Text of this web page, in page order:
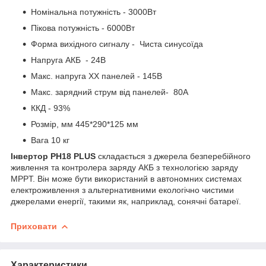
Номінальна потужність - 3000Вт
Пікова потужність - 6000Вт
Форма вихідного сигналу - Чиста синусоїда
Напруга АКБ - 24В
Макс. напруга ХХ панелей - 145В
Макс. зарядний струм від панелей- 80A
ККД - 93%
Розмір, мм 445*290*125 мм
Вага 10 кг
Інвертор PH18 PLUS складається з джерела безперебійного
живлення та контролера заряду АКБ з технологією заряду
MPPT. Він може бути використаний в автономних системах
електроживлення з альтернативними екологічно чистими
джерелами енергії, такими як, наприклад, сонячні батареї.
Приховати